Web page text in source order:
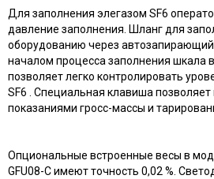
Для заполнения элегазом SF6
давление заполнения. Шланг для
оборудованию через
началом процесса заполнения шкала
позволяет легко контролировать
SF6 . Специальная клавиша
показаниями гросс-массы и
Опциональные встроенные весы в
GFU08-C имеют точность 0,02 %.